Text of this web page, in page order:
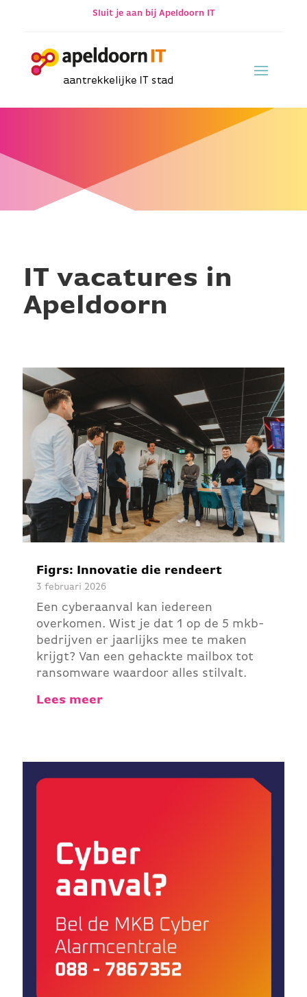
Sluit je aan bij Apeldoorn IT
IT vacatures in
Apeldoorn
Figrs: Innovatie die rendeert
3 februari 2026
Een cyberaanval kan iedereen
overkomen. Wist je dat 1 op de 5 mkb-
bedrijven er jaarlijks mee te maken
krijgt? Van een gehackte mailbox tot
ransomware waardoor alles stilvalt.
Lees meer